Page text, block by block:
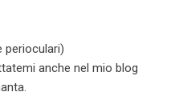
perioculari)
anche nel mio blog